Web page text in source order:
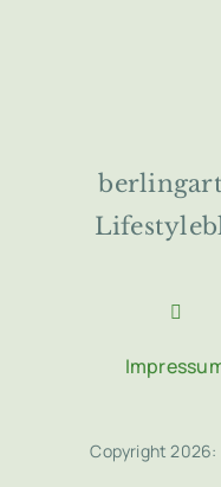
Copyright 2026: